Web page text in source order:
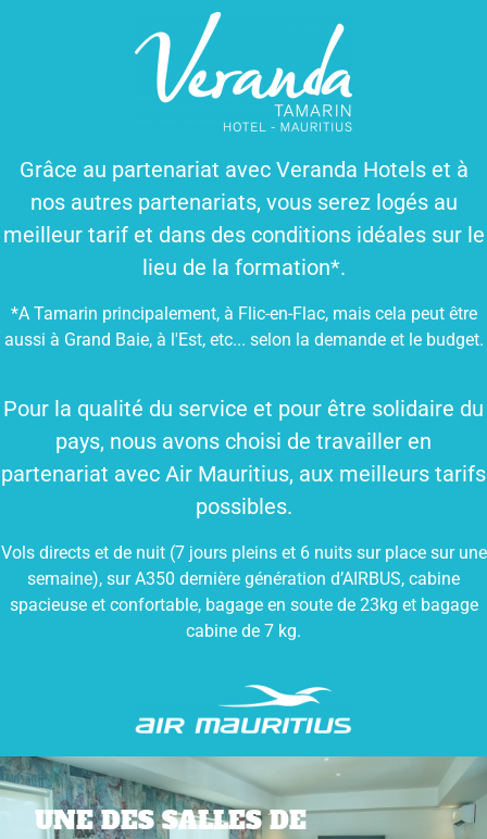
Grâce au partenariat avec Veranda Hotels et à
nos autres partenariats, vous serez logés au
meilleur tarif et dans des conditions idéales sur le
lieu de la formation*.
*A Tamarin principalement, à Flic-en-Flac, mais cela peut être
aussi à Grand Baie, à l'Est, etc... selon la demande et le budget.
Pour la qualité du service et pour être solidaire du
pays, nous avons choisi de travailler en
partenariat avec Air Mauritius, aux meilleurs tarifs
possibles.
Vols directs et de nuit (7 jours pleins et 6 nuits sur place sur une
semaine), sur A350 dernière génération d’AIRBUS, cabine
spacieuse et confortable, bagage en soute de 23kg et bagage
cabine de 7 kg.
UNE DES SALLES DE